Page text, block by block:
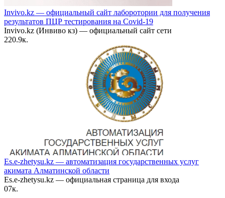
Invivo.kz — официальный сайт лаборотории для получения
результатов ПЦР тестирования на Covid-19
Invivo.kz (Инвиво кз) — официальный сайт сети
220.9к.
Es.e-zhetysu.kz — автоматизация государственных услуг
акимата Алматинской области
Es.e-zhetysu.kz — официальная страница для входа
07к.